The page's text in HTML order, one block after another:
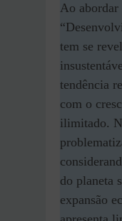
Ao abordar
tem se
tendência
com o
ilimitado.
do planeta
expansão